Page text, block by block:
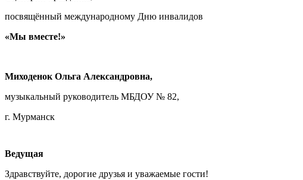
посвящённый международному Дню инвалидов
«Мы вместе!»
Миходенок Ольга Александровна,
музыкальный руководитель МБДОУ № 82,
г. Мурманск
Ведущая
Здравствуйте, дорогие друзья и уважаемые гости!